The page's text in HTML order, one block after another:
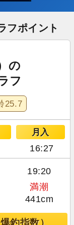
フポイント
の
フ
25.7
月入
16:27
19:20
満潮
441cm
釣指数）